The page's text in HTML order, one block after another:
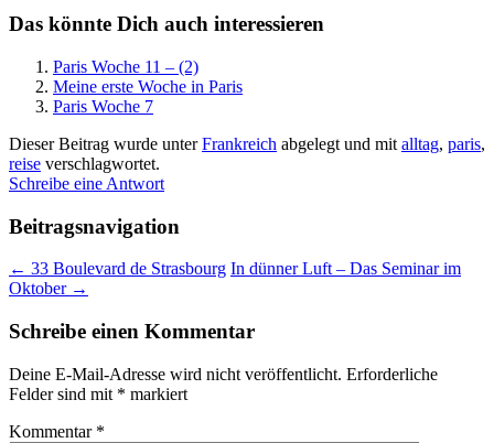
Das könnte Dich auch interessieren
Paris Woche 11 – (2)
Meine erste Woche in Paris
Paris Woche 7
Dieser Beitrag wurde unterFrankreich abgelegt und mit alltag, paris,
reise verschlagwortet.
Schreibe eine Antwort
Beitragsnavigation
← 33 Boulevard de Strasbourg In dünner Luft – Das Seminar im
Oktober →
Schreibe einen Kommentar
Deine E-Mail-Adresse wird nicht veröffentlicht. Erforderliche
Felder sind mit * markiert
Kommentar *